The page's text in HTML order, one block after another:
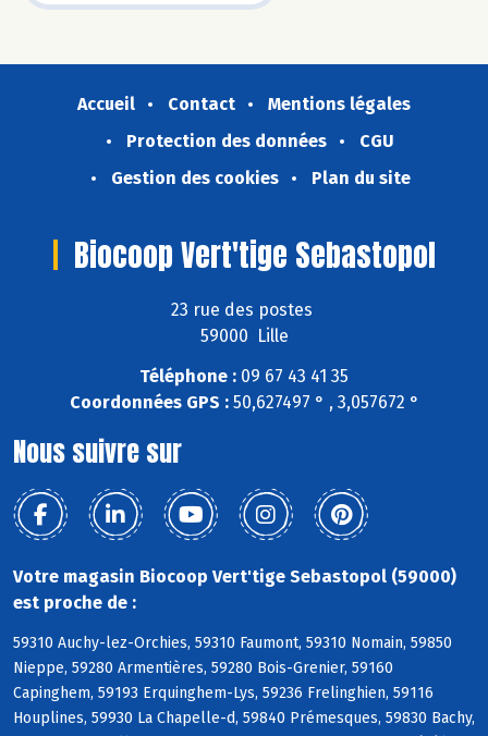
Accueil Contact
Mentions légales
Protection des données
CGU
Gestion des cookies
Plan du site
Biocoop Vert'tige Sebastopol
23 rue des postes
59000 Lille
Téléphone : 09 67 43 41 35
Coordonnées GPS :50,627497 ° , 3,057672 °
Nous suivre sur
Votre magasin Biocoop Vert'tige Sebastopol (59000)
est proche de :
59310 Auchy-lez-Orchies, 59310 Faumont, 59310 Nomain, 59850
Nieppe, 59280 Armentières, 59280 Bois-Grenier, 59160
Capinghem, 59193 Erquinghem-Lys, 59236 Frelinghien, 59116
Houplines, 59930 La Chapelle-d, 59840 Prémesques, 59830 Bachy,